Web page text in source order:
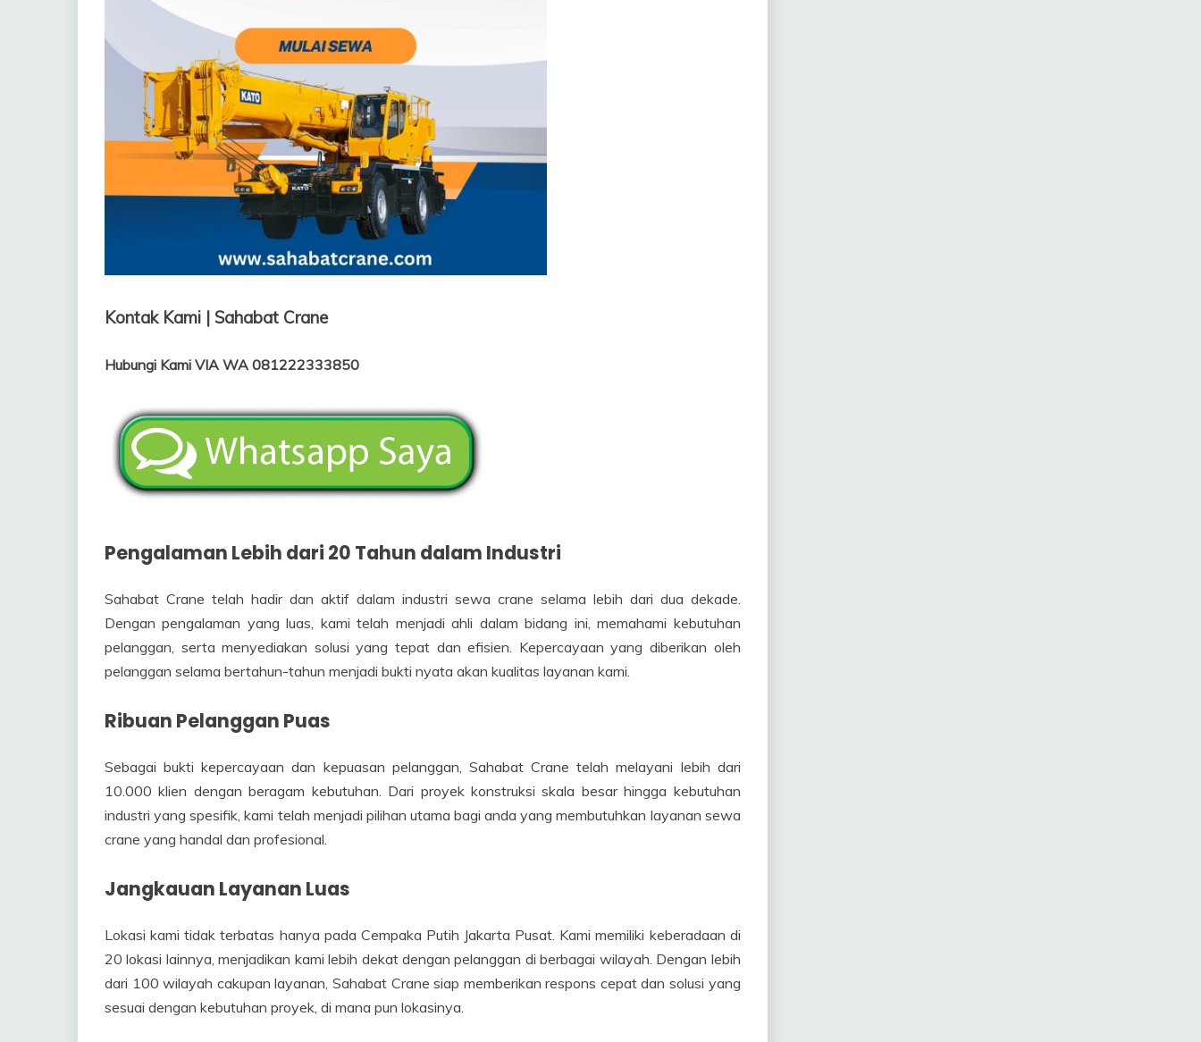
Kontak Kami | Sahabat Crane
Hubungi Kami VIA WA 081222333850
Pengalaman Lebih dari 20 Tahun dalam Industri
Sahabat Crane telah hadir dan aktif dalam industri sewa crane selama lebih dari dua dekade.
Dengan pengalaman yang luas, kami telah menjadi ahli dalam bidang ini, memahami kebutuhan
pelanggan, serta menyediakan solusi yang tepat dan efisien. Kepercayaan yang diberikan oleh
pelanggan selama bertahun-tahun menjadi bukti nyata akan kualitas layanan kami.
Ribuan Pelanggan Puas
Sebagai bukti kepercayaan dan kepuasan pelanggan, Sahabat Crane telah melayani lebih dari
10.000 klien dengan beragam kebutuhan. Dari proyek konstruksi skala besar hingga kebutuhan
industri yang spesifik, kami telah menjadi pilihan utama bagi anda yang membutuhkan layanan sewa
crane yang handal dan profesional.
Jangkauan Layanan Luas
Lokasi kami tidak terbatas hanya pada Cempaka Putih Jakarta Pusat. Kami memiliki keberadaan di
20 lokasi lainnya, menjadikan kami lebih dekat dengan pelanggan di berbagai wilayah. Dengan lebih
dari 100 wilayah cakupan layanan, Sahabat Crane siap memberikan respons cepat dan solusi yang
sesuai dengan kebutuhan proyek, di mana pun lokasinya.